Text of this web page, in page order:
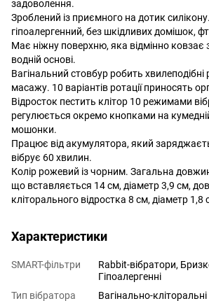
задоволення.
Зроблений із приємного на дотик
гіпоалергенний, без шкідливих домішок,
Має ніжну поверхню, яка відмінно ковзає
водній основі.
Вагінальний стовбур робить
масажу. 10 варіантів ротації приносять
Відросток пестить клітор 10 режимами
регулюється окремо кнопками на
мошонки.
Працює від акумулятора, який
вібрує 60 хвилин.
Колір рожевий із чорним. Загальна
що вставляється 14 см, діаметр 3,9 см,
кліторального відростка 8 см, діаметр 1,8
Характеристики
SMART-фільтри
Rabbit-вібратори,
Гіпоалергенні
Тип вібратора
Вагінально-кліторальні